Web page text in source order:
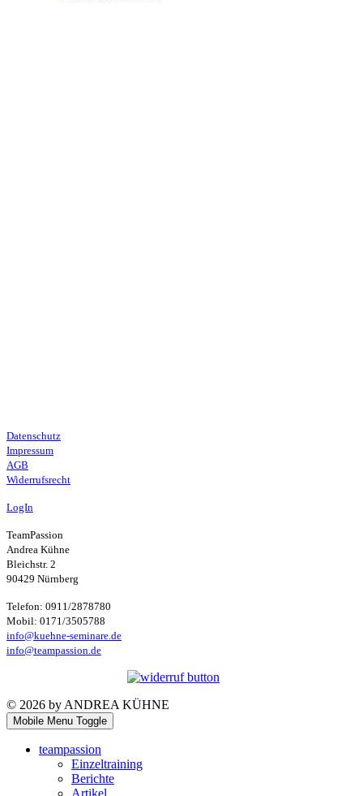
Datenschutz
Impressum
AGB
Widerrufsrecht
LogIn
TeamPassion
Andrea Kühne
Bleichstr. 2
90429 Nürnberg
Telefon: 0911/2878780
Mobil: 0171/3505788
info@kuehne-seminare.de
info@teampassion.de
© 2026 by ANDREA KÜHNE
Mobile Menu Toggle
teampassion
Einzeltraining
Berichte
Artikel